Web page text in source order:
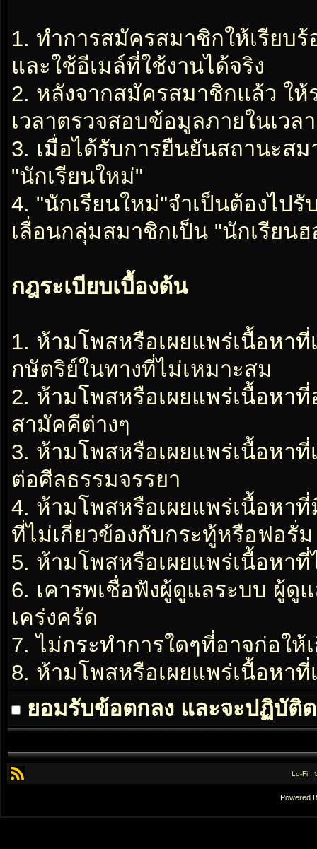
1. ทำการสมัครสมาชิกให้เรียบ
และใช้อีเมล์ที่ใช้งานได้จริง
2. หลังจากสมัครสมาชิกแล้ว ใ
เวลาตรวจสอบข้อมูลภายในเว
3. เมื่อได้รับการยืนยันสถานะส
"นักเรียนใหม่"
4. "นักเรียนใหม่"จำเป็นต้องไป
เลื่อนกลุ่มสมาชิกเป็น "นักเรียน
กฎระเบียบเบื้องต้น
1. ห้ามโพสหรือเผยแพร่เนื้อหา
กษัตริย์ในทางที่ไม่เหมาะสม
2. ห้ามโพสหรือเผยแพร่เนื้อหา
สามัคคีต่างๆ
3. ห้ามโพสหรือเผยแพร่เนื้อหา
ต่อศีลธรรมจรรยา
4. ห้ามโพสหรือเผยแพร่เนื้อหา
ที่ไม่เกี่ยวข้องกับกระทู้หรือฟอรั่ม
5. ห้ามโพสหรือเผยแพร่เนื้อหา
6. เคารพเชื่อฟังผู้ดูแลระบบ ผู้ดู
เคร่งครัด
7. ไม่กระทำการใดๆที่อาจก่อให้
8. ห้ามโพสหรือเผยแพร่เนื้อหา
ยอมรับข้อตกลง และจะปฏิบัติ
Lo-Fi ;
Powered